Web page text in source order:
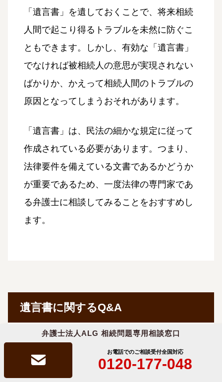
弁護士法人ALG 相続問題専用相談窓口
お電話でのご相談受付全国対応
0120-177-048
「遺言書」を遺しておくことで、将来相続
人間で起こり得るトラブルを未然に防ぐこ
ともできます。しかし、有効な「遺言書」
でなければ被相続人の意思が実現されない
ばかりか、かえって相続人間のトラブルの
原因となってしまうおそれがあります。
「遺言書」は、民法の細かな規定に従って
作成されている必要があります。つまり、
法律要件を備えている文書であるかどうか
が重要であるため、一度法律の専門家であ
る弁護士に相談してみることをおすすめし
ます。
遺言書に関するQ&A
遺言書に書かれていない・書いてい